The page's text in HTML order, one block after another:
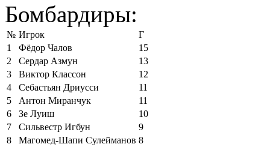
Бомбардиры:
№ Игрок
Г
1
Фёдор Чалов
15
2
Сердар Азмун
13
3
Виктор Классон
12
4
Себастьян Дриусси
11
5
Антон Миранчук
11
6
Зе Луиш
10
7
Сильвестр Игбун
9
8
Магомед-Шапи Сулейманов 8